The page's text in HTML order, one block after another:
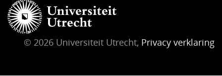
© 2026 Universiteit Utrecht, Privacy verklaring